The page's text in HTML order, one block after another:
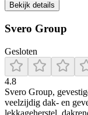
Bekijk details
Svero Group
Gesloten
4.8
Svero Group,
veelzijdig dak- en
lekkageherstel,